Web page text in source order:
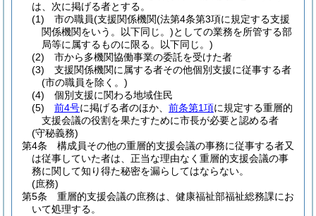
は、次に掲げる者とする。
(1)
市の職員(支援関係機関(法第4条第3項に規定する支援
関係機関をいう。以下同じ。)としての業務を所管する部
局等に属するものに限る。以下同じ。)
(2)
市から多機関協働事業の委託を受けた者
(3)
支援関係機関に属する者その他個別支援に従事する者
(市の職員を除く。)
(4)
個別支援に関わる地域住民
(5)
前4号に掲げる者のほか、 前条第1項に規定する重層的
支援会議の役割を果たすために市長が必要と認める者
(守秘義務)
第4条
構成員その他の重層的支援会議の事務に従事する者又
は従事していた者は、正当な理由なく重層的支援会議の事
務に関して知り得た秘密を漏らしてはならない。
(庶務)
第5条
重層的支援会議の庶務は、健康福祉部福祉総務課にお
いて処理する。